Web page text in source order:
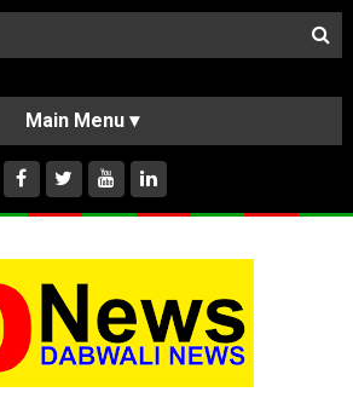
HOME
ABOUT US
INSTAGRAM